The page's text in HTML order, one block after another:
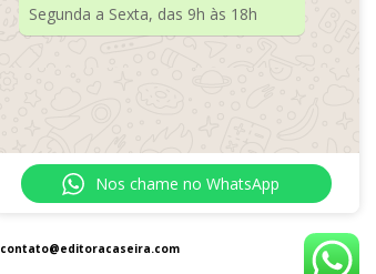
contato@editoracaseira.com
Segunda a Sexta, das 9h às 18h
Nos chame no WhatsApp